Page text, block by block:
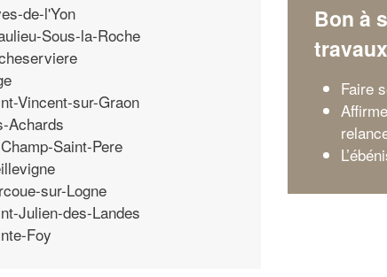
de-l'Yon
Sous-la-Roche
Vincent-sur-Graon
Achards
Saint-Pere
sur-Logne
Julien-des-Landes
Foy
Bon à
travaux
Faire